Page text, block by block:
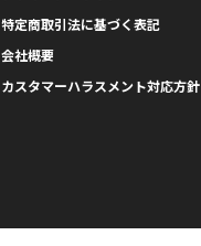
特定商取引法に基づく表記
会社概要
カスタマーハラスメント対応方針